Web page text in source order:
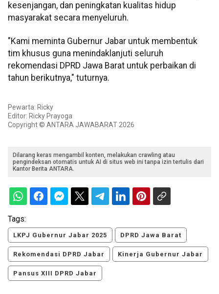
kesenjangan, dan peningkatan kualitas hidup
masyarakat secara menyeluruh.
"Kami meminta Gubernur Jabar untuk membentuk
tim khusus guna menindaklanjuti seluruh
rekomendasi DPRD Jawa Barat untuk perbaikan di
tahun berikutnya," tuturnya.
Pewarta: Ricky
Editor: Ricky Prayoga
Copyright © ANTARA JAWABARAT 2026
Dilarang keras mengambil konten, melakukan crawling atau
pengindeksan otomatis untuk AI di situs web ini tanpa izin tertulis dari
Kantor Berita ANTARA.
Tags:
LKPJ Gubernur Jabar 2025 DPRD Jawa Barat
Rekomendasi DPRD Jabar Kinerja Gubernur Jabar
Pansus XIII DPRD Jabar